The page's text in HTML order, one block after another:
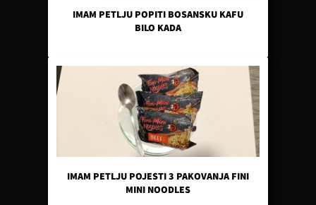
IMAM PETLJU POPITI BOSANSKU KAFU
BILO KADA
IMAM PETLJU POJESTI 3 PAKOVANJA FINI
MINI NOODLES